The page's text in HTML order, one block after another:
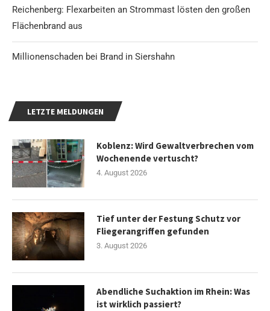
Reichenberg: Flexarbeiten an Strommast lösten den großen
Flächenbrand aus
Millionenschaden bei Brand in Siershahn
LETZTE MELDUNGEN
Koblenz: Wird Gewaltverbrechen vom
Wochenende vertuscht?
4. August 2026
Tief unter der Festung Schutz vor
Fliegerangriffen gefunden
3. August 2026
Abendliche Suchaktion im Rhein: Was
ist wirklich passiert?